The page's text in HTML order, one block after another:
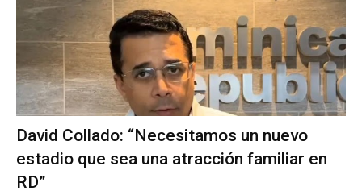
David Collado: “Necesitamos un nuevo
estadio que sea una atracción familiar en
RD”